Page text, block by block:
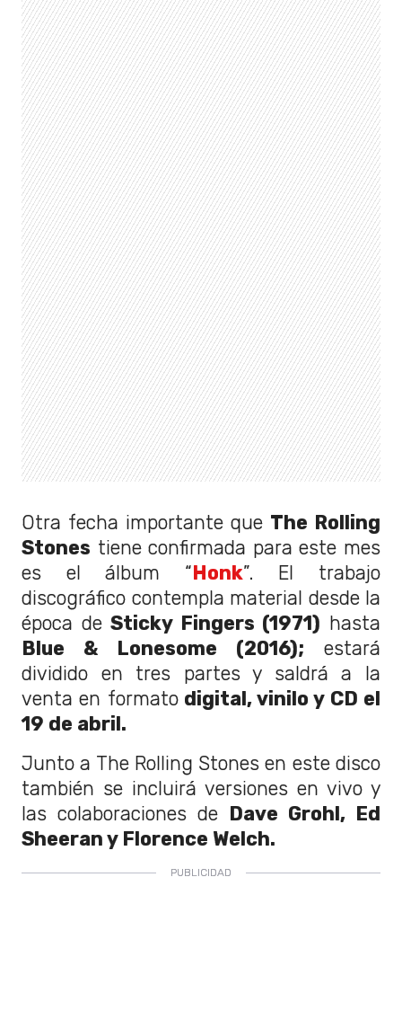
Otra fecha importante que The Rolling
Stones tiene confirmada para este mes
es el álbum “ Honk”. El trabajo
discográfico contempla material desde la
época deSticky Fingers (1971) hasta
Blue & Lonesome (2016); estará
dividido en tres partes y saldrá a la
venta en formatodigital, vinilo y CD el
19 de abril.
Junto a The Rolling Stones en este disco
también se incluirá versiones en vivo y
las colaboraciones de
Dave Grohl, Ed
Sheeran y Florence Welch.